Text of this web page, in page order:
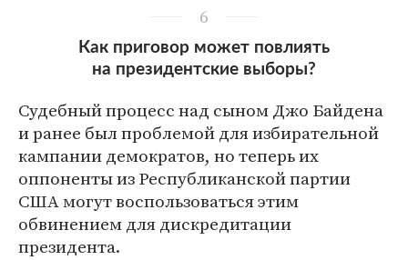
6
Как приговор может повлиять
на президентские выборы?
Судебный процесс над сыном Джо Байдена
и ранее был проблемой для избирательной
кампании демократов, но теперь их
оппоненты из Республиканской партии
США могут воспользоваться этим
обвинением для дискредитации
президента.